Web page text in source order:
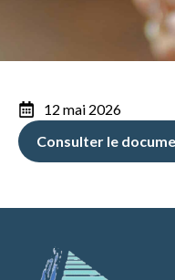
12 mai 2026
Consulter le